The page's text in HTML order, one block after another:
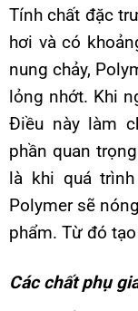
Tính chất đặc
hơi và có
nung chảy,
lỏng nhớt. Khi
Điều này làm
phần quan
là khi quá
Polymer sẽ
phẩm. Từ đó
Các chất phụ